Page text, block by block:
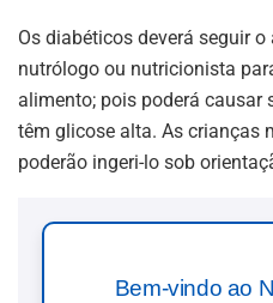
Os diabéticos deverá seguir
nutrólogo ou nutricionista
alimento; pois poderá causar
têm glicose alta. As crianças
poderão ingeri-lo sob
Bem-vindo ao